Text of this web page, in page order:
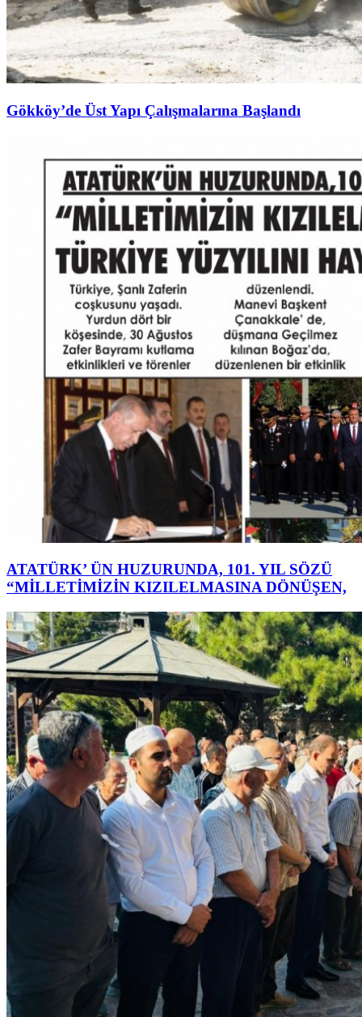
Gökköy’de Üst Yapı Çalışmalarına Başlandı
ATATÜRK’ ÜN HUZURUNDA, 101. YIL SÖZÜ
“MİLLETİMİZİN KIZILELMASINA DÖNÜŞEN,